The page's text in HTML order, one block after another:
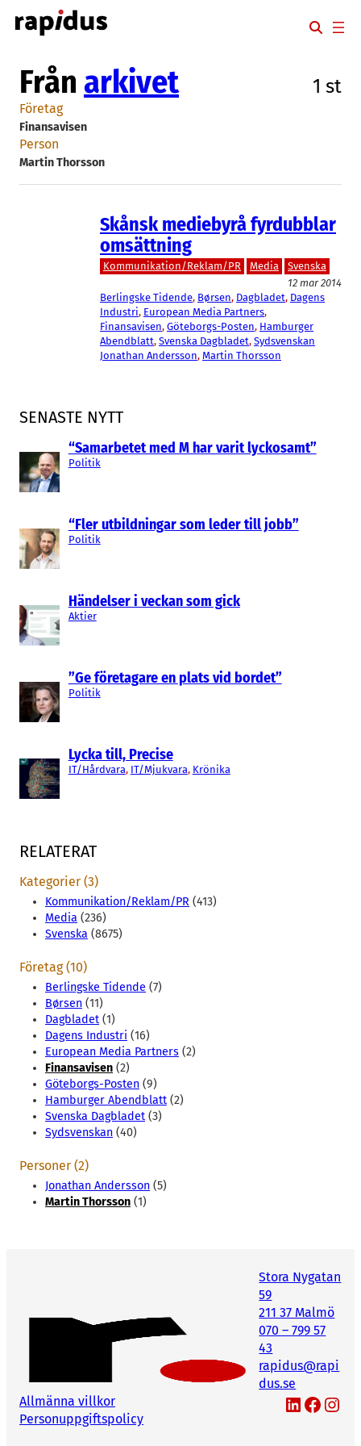
Hoppa
till
SENASTE NYTT
“Samarbetet med M har varit lyckosamt”
Politik
“Fler utbildningar som leder till jobb”
Politik
Händelser i veckan som gick
Aktier
”Ge företagare en plats vid bordet”
Politik
Lycka till, Precise
IT/Hårdvara, IT/Mjukvara, Krönika
Från arkivet 1 st
Företag
Finansavisen
Person
Martin Thorsson
Skånsk mediebyrå fyrdubblar
omsättning
Kommunikation/Reklam/PR Media
Svenska
12 mar 2014
Berlingske Tidende, Børsen, Dagbladet, Dagens
Industri, European Media Partners
Finansavisen, Göteborgs-Posten, Hamburger
Abendblatt, Svenska Dagbladet, Sydsvenskan
Jonathan Andersson, Martin Thorsson
RELATERAT
Kategorier (3)
Kommunikation/Reklam/PR (413)
Media (236)
Svenska (8675)
Företag (10)
Berlingske Tidende (7)
Børsen (11)
Dagbladet (1)
Dagens Industri (16)
European Media Partners (2)
Finansavisen (2)
Göteborgs-Posten (9)
Hamburger Abendblatt (2)
Svenska Dagbladet (3)
Sydsvenskan (40)
Personer (2)
Jonathan Andersson (5)
Martin Thorsson (1)
Stora Nygatan
59
211 37 Malmö
070 – 799 57
43
rapidus@rapi
dus.se
Allmänna villkor
Personuppgiftspolicy
LinkedIn Facebook Instagram